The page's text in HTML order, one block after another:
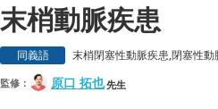
末梢動脈疾患
同義語 末梢閉塞性動脈疾患,閉塞性
監修： 原口 拓也先生